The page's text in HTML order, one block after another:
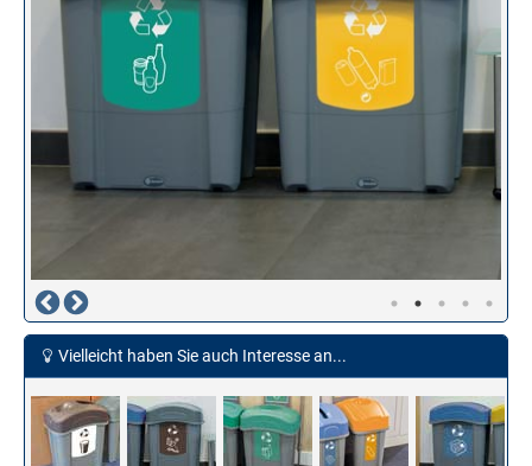
Vielleicht haben Sie auch Interesse an...